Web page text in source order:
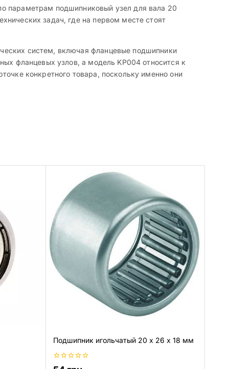
параметрам подшипниковый узел для вала 20
задач, где на первом месте стоят
систем, включая фланцевые подшипники
фланцевых узлов, а модель KP004 относится к
конкретного товара, поскольку именно они
Подшипник игольчатый 20 х 26 х 18 мм
0